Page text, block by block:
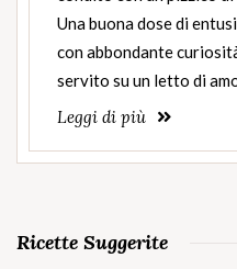
Una buona dose di
con abbondante
servito su un letto di
Leggi di più
Ricette Suggerite